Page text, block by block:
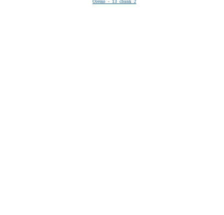
Oremo - 13_chunk_2